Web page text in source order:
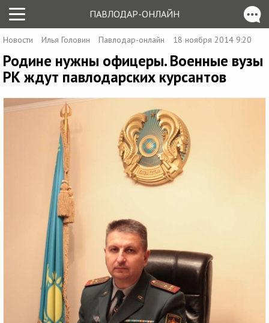
ПАВЛОДАР-ОНЛАЙН
Новости Илья Головин Павлодар-онлайн 18 ноября 2014 9:20
Родине нужны офицеры. Военные вузы
РК ждут павлодарских курсантов